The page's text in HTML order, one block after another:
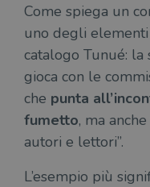
Come spiega un
uno degli
catalogo Tunué: la
gioca con le
che punta
fumetto, ma
autori e lettori”.
L’esempio più